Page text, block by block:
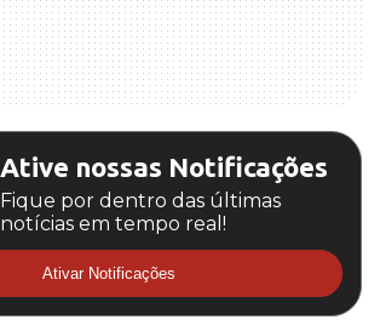
Ative nossas Notificações
Fique por dentro das últimas
notícias em tempo real!
Ativar Notificações